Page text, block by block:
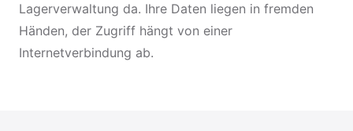
Lagerverwaltung da. Ihre Daten liegen in fremden
Händen, der Zugriff hängt von einer
Internetverbindung ab.